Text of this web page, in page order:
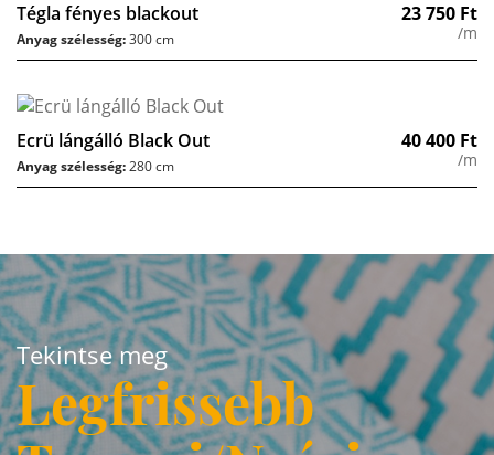
Tégla fényes blackout 23 750 Ft
/m
Anyag szélesség:300 cm
Ecrü lángálló Black Out 40 400 Ft
/m
Anyag szélesség:280 cm
Tekintse meg
Legfrissebb